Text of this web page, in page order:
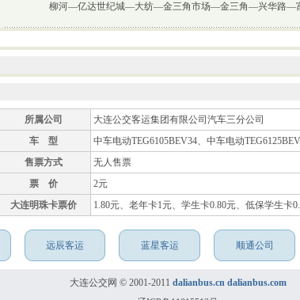
柳河—亿达世纪城—大纺—金三角市场—金三角—兴华路—
所属公司 大连公交客运集团有限公司汽车三分公司
车 型
中车电动TEG6105BEV34、中车电动
售票方式
无人售票
票 价
2元
大连明珠卡票价
1.80元、老年卡1元、学生卡0.80元、低保学生卡
远辰客运 蓝星客运 顺通公司
大连公交网 © 2001-2011 dalianbus.cn dalianbus.com